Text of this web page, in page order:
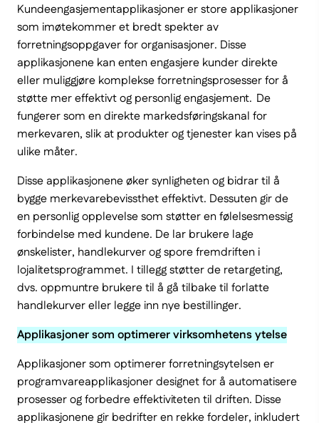
Kundeengasjementapplikasjoner er store applikasjoner
som imøtekommer et bredt spekter av
forretningsoppgaver for organisasjoner. Disse
applikasjonene kan enten engasjere kunder direkte
eller muliggjøre komplekse forretningsprosesser for å
støtte mer effektivt og personlig engasjement. De
fungerer som en direkte markedsføringskanal for
merkevaren, slik at produkter og tjenester kan vises på
ulike måter.
Disse applikasjonene øker synligheten og bidrar til å
bygge merkevarebevissthet effektivt. Dessuten gir de
en personlig opplevelse som støtter en følelsesmessig
forbindelse med kundene. De lar brukere lage
ønskelister, handlekurver og spore fremdriften i
lojalitetsprogrammet. I tillegg støtter de retargeting,
dvs. oppmuntre brukere til å gå tilbake til forlatte
handlekurver eller legge inn nye bestillinger.
Applikasjoner som optimerer virksomhetens ytelse
Applikasjoner som optimerer forretningsytelsen er
programvareapplikasjoner designet for å automatisere
prosesser og forbedre effektiviteten til driften. Disse
applikasjonene gir bedrifter en rekke fordeler, inkludert